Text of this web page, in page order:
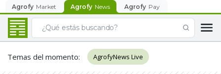
Agrofy Market Agrofy News Agrofy Pay
Temas del momento: AgrofyNews Live